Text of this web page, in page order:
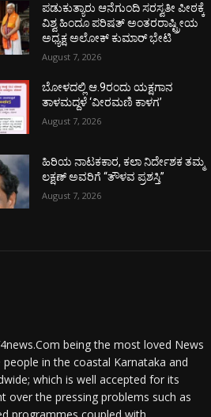
ಪಡುಕುತ್ಯಾರು ಆನೆಗುಂದಿ ಸರಸ್ವತೀ ಪೀಠಕ್ಕೆ
ವಿಶ್ವ ಹಿಂದೂ ಪರಿಷತ್ ಅಂತರರಾಷ್ಟ್ರೀಯ
ಅಧ್ಯಕ್ಷ ಅಲೋಕ್ ಕುಮಾರ್ ಭೇಟಿ
August 7, 2026
ಬೋಳದಲ್ಲಿ ಆ.9ರಂದು ಯಕ್ಷಗಾನ
ತಾಳಮದ್ದಳೆ ‘ವೀರಮಣಿ ಕಾಳಗ’
August 7, 2026
ಹಿರಿಯ ನಾಟಕಕಾರ, ಕಲಾ ನಿರ್ದೇಶಕ ತಮ್ಮ
ಲಕ್ಷಣ್ ಅವರಿಗೆ “ತೌಳವ ಪ್ರಶಸ್ತಿ”
August 7, 2026
being the most loved News
in the coastal Karnataka and
which is well accepted for its
over the pressing problems such as